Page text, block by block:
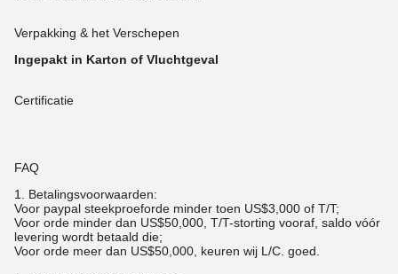
Verpakking & het Verschepen
Ingepakt in Karton of Vluchtgeval
Certificatie
FAQ
1. Betalingsvoorwaarden:
Voor paypal steekproeforde minder toen US$3,000 of T/T;
Voor orde minder dan US$50,000, T/T-storting vooraf, saldo vóór
levering wordt betaald die;
Voor orde meer dan US$50,000, keuren wij L/C. goed.